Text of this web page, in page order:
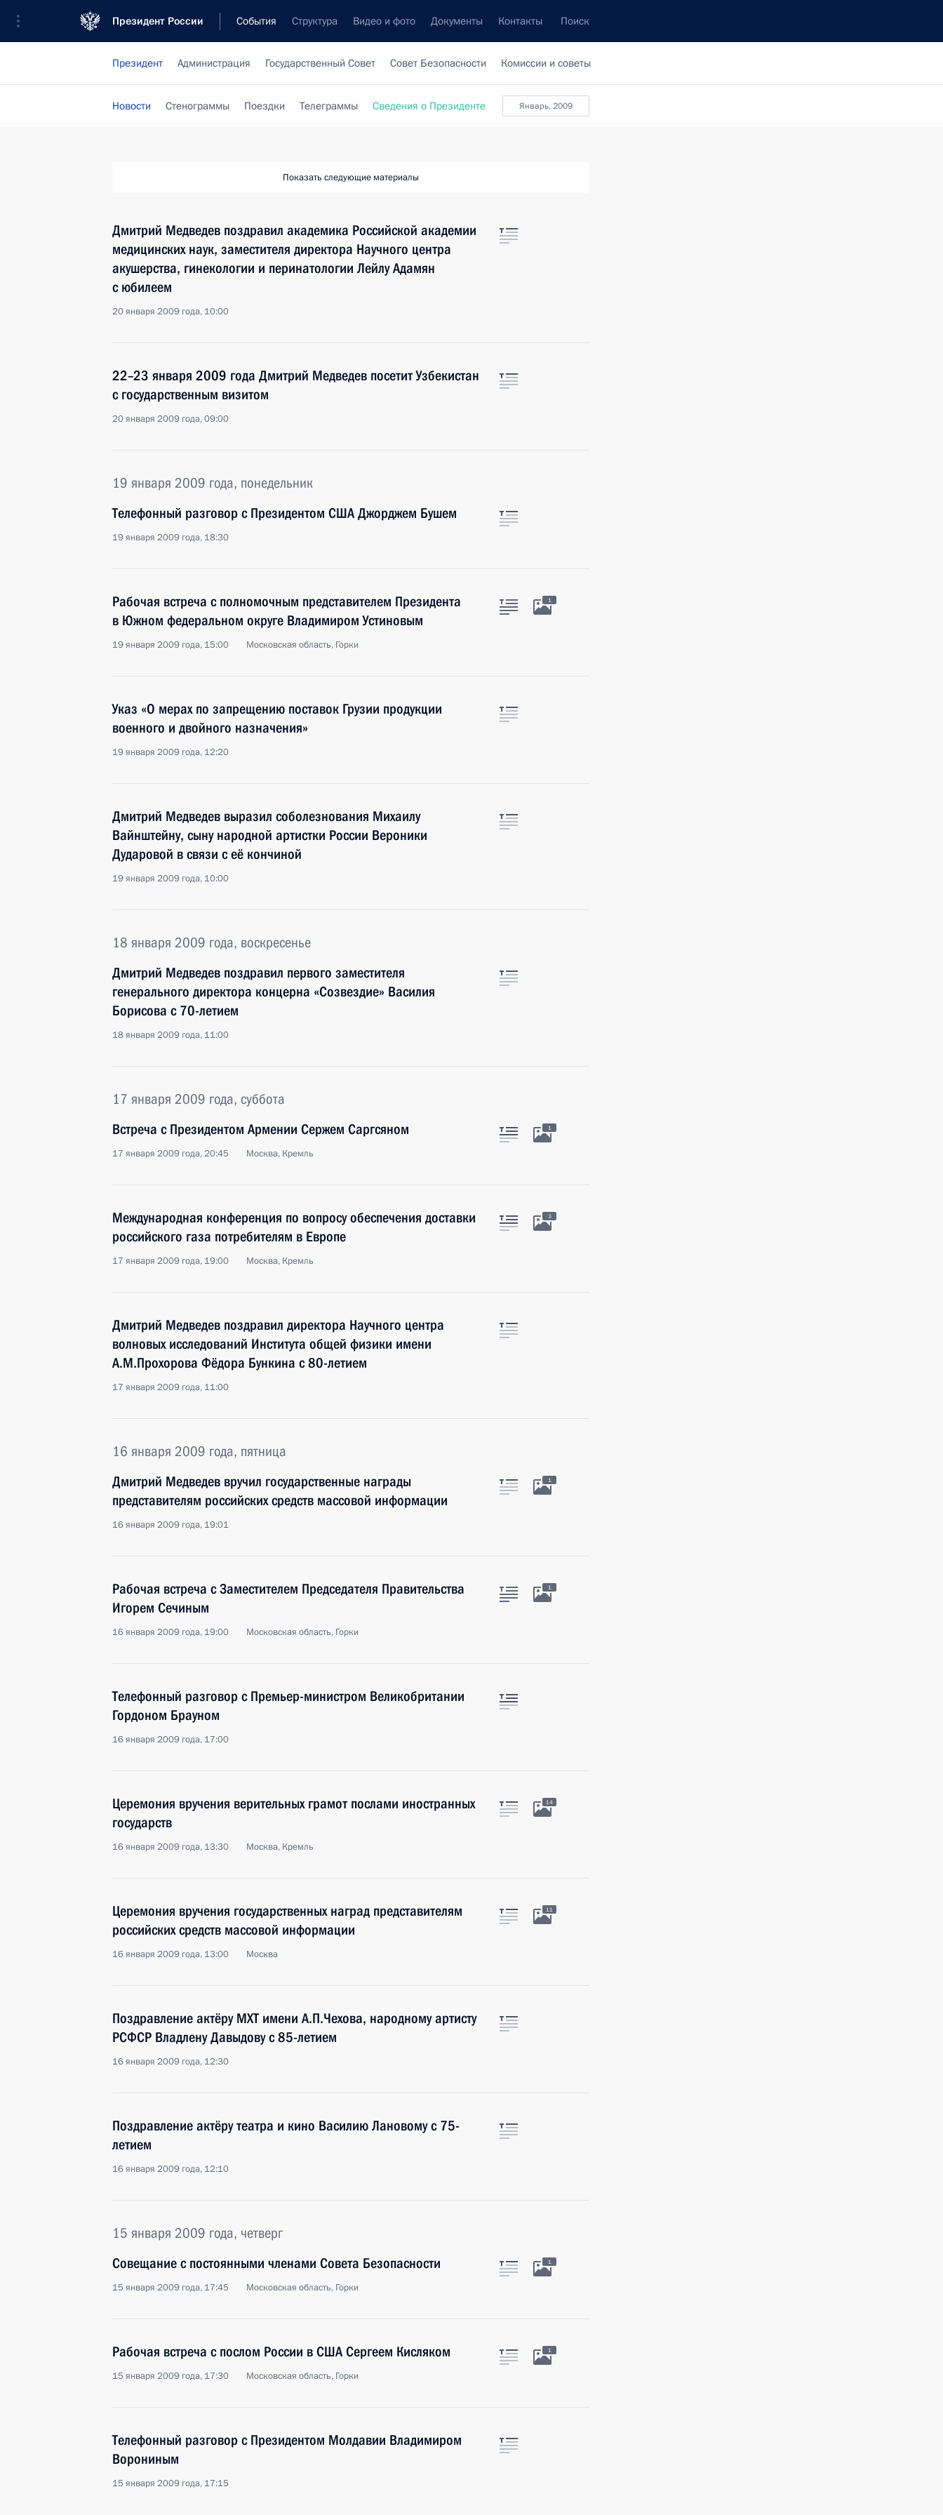
Президент России События Структура Видео и фото Документы Контакты Поиск
Президент Администрация Государственный Совет Совет Безопасности Комиссии и советы
январь, 2009
Новости Стенограммы Поездки Телеграммы Сведения о Президенте
Показать следующие материалы
Дмитрий Медведев поздравил академика Российской академии
медицинских наук, заместителя директора Научного центра
акушерства, гинекологии и перинатологии Лейлу Адамян
с юбилеем
20 января 2009 года, 10:00
22–23 января 2009 года Дмитрий Медведев посетит Узбекистан
с государственным визитом
20 января 2009 года, 09:00
19 января 2009 года, понедельник
Телефонный разговор с Президентом США Джорджем Бушем
19 января 2009 года, 18:30
Рабочая встреча с полномочным представителем Президента
в Южном федеральном округе Владимиром Устиновым
19 января 2009 года, 15:00 Московская область, Горки
1
Указ «О мерах по запрещению поставок Грузии продукции
военного и двойного назначения»
19 января 2009 года, 12:20
Дмитрий Медведев выразил соболезнования Михаилу
Вайнштейну, сыну народной артистки России Вероники
Дударовой в связи с её кончиной
19 января 2009 года, 10:00
18 января 2009 года, воскресенье
Дмитрий Медведев поздравил первого заместителя
генерального директора концерна «Созвездие» Василия
Борисова с 70-летием
18 января 2009 года, 11:00
17 января 2009 года, суббота
Встреча с Президентом Армении Сержем Саргсяном
17 января 2009 года, 20:45 Москва, Кремль
1
Международная конференция по вопросу обеспечения доставки
российского газа потребителям в Европе
17 января 2009 года, 19:00 Москва, Кремль
3
Дмитрий Медведев поздравил директора Научного центра
волновых исследований Института общей физики имени
А.М.Прохорова Фёдора Бункина с 80-летием
17 января 2009 года, 11:00
16 января 2009 года, пятница
Дмитрий Медведев вручил государственные награды
представителям российских средств массовой информации
16 января 2009 года, 19:01
1
Рабочая встреча с Заместителем Председателя Правительства
Игорем Сечиным
16 января 2009 года, 19:00 Московская область, Горки
1
Телефонный разговор с Премьер-министром Великобритании
Гордоном Брауном
16 января 2009 года, 17:00
Церемония вручения верительных грамот послами иностранных
государств
16 января 2009 года, 13:30 Москва, Кремль
14
Церемония вручения государственных наград представителям
российских средств массовой информации
16 января 2009 года, 13:00 Москва
11
Поздравление актёру МХТ имени А.П.Чехова, народному артисту
РСФСР Владлену Давыдову с 85-летием
16 января 2009 года, 12:30
Поздравление актёру театра и кино Василию Лановому с 75-
летием
16 января 2009 года, 12:10
15 января 2009 года, четверг
Совещание с постоянными членами Совета Безопасности
15 января 2009 года, 17:45 Московская область, Горки
1
Рабочая встреча с послом России в США Сергеем Кисляком
15 января 2009 года, 17:30 Московская область, Горки
1
Телефонный разговор с Президентом Молдавии Владимиром
Ворониным
15 января 2009 года, 17:15